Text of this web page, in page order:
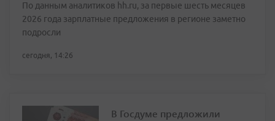
По данным аналитиков hh.ru, за первые шесть месяцев
2026 года зарплатные предложения в регионе заметно
подросли
сегодня, 14:26
В Госдуме предложили